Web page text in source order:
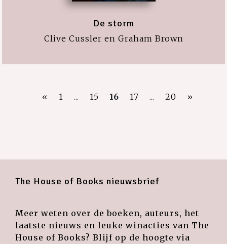
De storm
Clive Cussler en Graham Brown
« 1 ... 15 16 17 ... 20 »
The House of Books nieuwsbrief
Meer weten over de boeken, auteurs, het
laatste nieuws en leuke winacties van The
House of Books? Blijf op de hoogte via